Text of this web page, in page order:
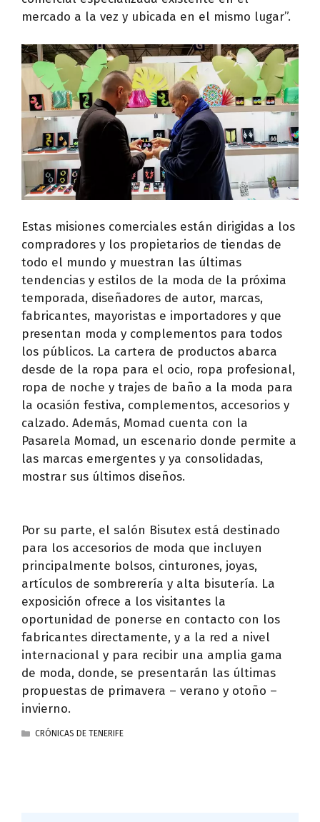
mercado a la vez y ubicada en el mismo lugar”.
Estas misiones comerciales están dirigidas a los
compradores y los propietarios de tiendas de
todo el mundo y muestran las últimas
tendencias y estilos de la moda de la próxima
temporada, diseñadores de autor, marcas,
fabricantes, mayoristas e importadores y que
presentan moda y complementos para todos
los públicos. La cartera de productos abarca
desde de la ropa para el ocio, ropa profesional,
ropa de noche y trajes de baño a la moda para
la ocasión festiva, complementos, accesorios y
calzado. Además, Momad cuenta con la
Pasarela Momad, un escenario donde permite a
las marcas emergentes y ya consolidadas,
mostrar sus últimos diseños.
Por su parte, el salón Bisutex está destinado
para los accesorios de moda que incluyen
principalmente bolsos, cinturones, joyas,
artículos de sombrerería y alta bisutería. La
exposición ofrece a los visitantes la
oportunidad de ponerse en contacto con los
fabricantes directamente, y a la red a nivel
internacional y para recibir una amplia gama
de moda, donde, se presentarán las últimas
propuestas de primavera – verano y otoño –
invierno.
CATEGORÍAS
CRÓNICAS DE TENERIFE